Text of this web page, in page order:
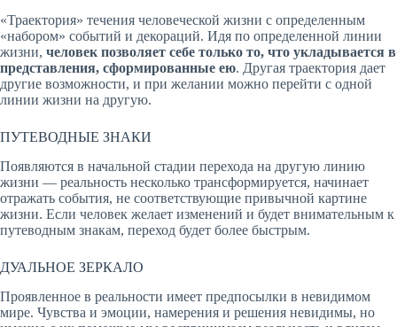
«Траектория» течения человеческой жизни с определенным
«набором» событий и декораций. Идя по определенной линии
жизни, человек позволяет себе только то, что укладывается в
представления, сформированные ею. Другая траектория дает
другие возможности, и при желании можно перейти с одной
линии жизни на другую.
ПУТЕВОДНЫЕ ЗНАКИ
Появляются в начальной стадии перехода на другую линию
жизни — реальность несколько трансформируется, начинает
отражать события, не соответствующие привычной картине
жизни. Если человек желает изменений и будет внимательным к
путеводным знакам, переход будет более быстрым.
ДУАЛЬНОЕ ЗЕРКАЛО
Проявленное в реальности имеет предпосылки в невидимом
мире. Чувства и эмоции, намерения и решения невидимы, но